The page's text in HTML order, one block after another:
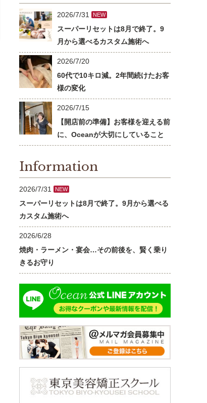
2026/7/31 NEW
スーパーリセットは8月で終了。9
月から選べるカスタム施術へ
2026/7/20
60代で10キロ減。2年間続けたお客
様の変化
2026/7/15
【開店前の準備】お客様を迎える前
に、Oceanが大切にしていること
Information
2026/7/31 NEW
スーパーリセットは8月で終了。9月から選べる
カスタム施術へ
2026/6/28
焼肉・ラーメン・宴会…その前後を、賢く乗り
きるお守り